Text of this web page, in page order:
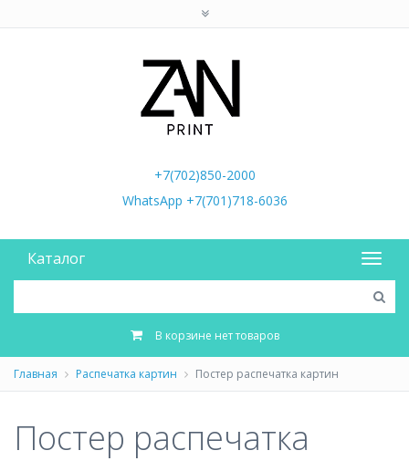
+7(702)850-2000
WhatsApp +7(701)718-6036
Каталог
В корзине нет товаров
Главная Распечатка картин Постер распечатка картин
Постер распечатка